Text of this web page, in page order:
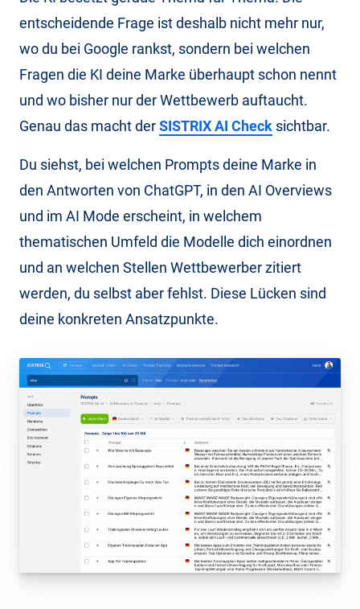
entscheidende Frage ist deshalb nicht mehr nur,
wo du bei Google rankst, sondern bei welchen
Fragen die KI deine Marke überhaupt schon nennt
und wo bisher nur der Wettbewerb auftaucht.
Genau das macht derSISTRIX AI Check sichtbar.
Du siehst, bei welchen Prompts deine Marke in
den Antworten von ChatGPT, in den AI Overviews
und im AI Mode erscheint, in welchem
thematischen Umfeld die Modelle dich einordnen
und an welchen Stellen Wettbewerber zitiert
werden, du selbst aber fehlst. Diese Lücken sind
deine konkreten Ansatzpunkte.